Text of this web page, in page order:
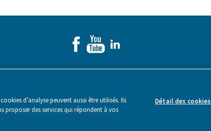
Made by Webstanz- Copyright © 2026
d’analyse peuvent aussi être utilisés. Ils
proposer des services qui répondent à vos
Détail des cookies